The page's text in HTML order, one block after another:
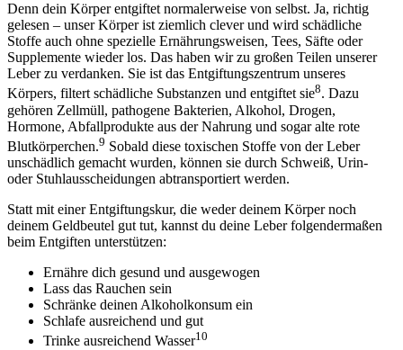
Denn dein Körper entgiftet normalerweise von selbst. Ja, richtig
gelesen – unser Körper ist ziemlich clever und wird schädliche
Stoffe auch ohne spezielle Ernährungsweisen, Tees, Säfte oder
Supplemente wieder los. Das haben wir zu großen Teilen unserer
Leber zu verdanken. Sie ist das Entgiftungszentrum unseres
Körpers, filtert schädliche Substanzen und entgiftet sie8. Dazu
gehören Zellmüll, pathogene Bakterien, Alkohol, Drogen,
Hormone, Abfallprodukte aus der Nahrung und sogar alte rote
Blutkörperchen.9 Sobald diese toxischen Stoffe von der Leber
unschädlich gemacht wurden, können sie durch Schweiß, Urin-
oder Stuhlausscheidungen abtransportiert werden.
Statt mit einer Entgiftungskur, die weder deinem Körper noch
deinem Geldbeutel gut tut, kannst du deine Leber folgendermaßen
beim Entgiften unterstützen:
Ernähre dich gesund und ausgewogen
Lass das Rauchen sein
Schränke deinen Alkoholkonsum ein
Schlafe ausreichend und gut
Trinke ausreichend Wasser10